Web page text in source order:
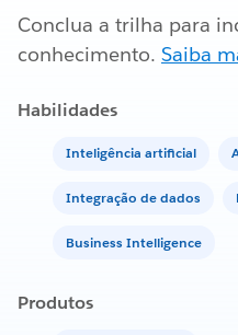
Conclua a trilha para
conhecimento. Saiba
Habilidades
Inteligência artificial
Integração de dados
Business Intelligence
Produtos